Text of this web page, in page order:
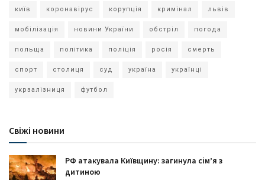
київ коронавірус корупція кримінал львів
мобілізація новини України обстріл погода
польща політика поліція росія смерть
спорт столиця суд україна українці
укрзалізниця футбол
Свіжі новини
РФ атакувала Київщину: загинула сім’я з
дитиною